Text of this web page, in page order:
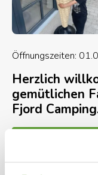
Öffnungszeiten:
Herzlich
gemütlichen
Fjord
Einen
Wasserpark,